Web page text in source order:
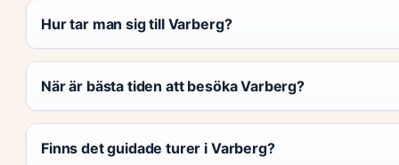
Hur tar man sig till Varberg?
När är bästa tiden att besöka Varberg?
Finns det guidade turer i Varberg?